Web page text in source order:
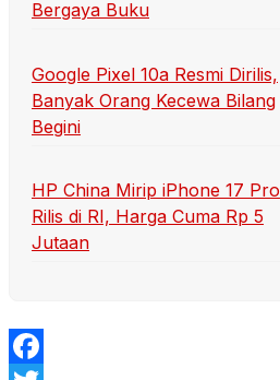
Bergaya Buku
Google Pixel 10a Resmi Dirilis,
Banyak Orang Kecewa Bilang
Begini
HP China Mirip iPhone 17 Pro
Rilis di RI, Harga Cuma Rp 5
Jutaan